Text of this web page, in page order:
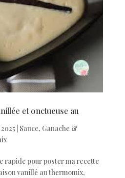
et onctueuse au
| Sauce, Ganache &
rapide pour poster ma recette
vanillé au thermomix,